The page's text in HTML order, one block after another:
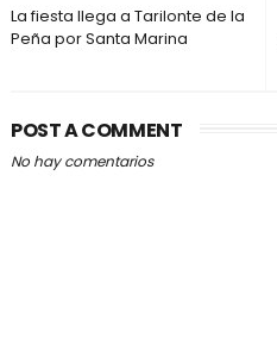
La fiesta llega a Tarilonte de la
Peña por Santa Marina
POST A COMMENT
No hay comentarios